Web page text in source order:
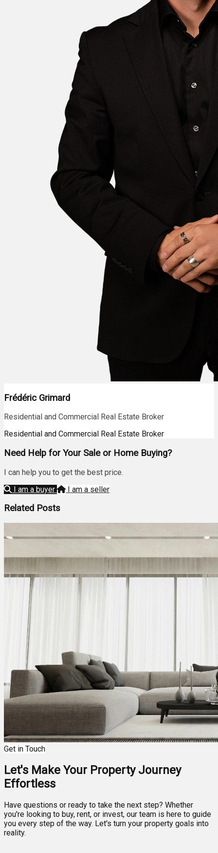
Frédéric Grimard
Residential and Commercial Real Estate Broker
Residential and Commercial Real Estate Broker
Need Help for Your Sale or Home Buying?
I can help you to get the best price.
I am a buyer
I am a seller
Related Posts
Get in Touch
Let's Make Your Property Journey
Effortless
Have questions or ready to take the next step? Whether
you're looking to buy, rent, or invest, our team is here to guide
you every step of the way. Let's turn your property goals into
reality.